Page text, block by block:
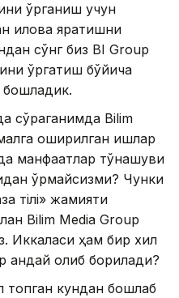
ўрганиш учун
илова яратишни
сўнг биз BI Group
ўргатиш бўйича
бошладик.
сўраганимда Bilim
оширилган ишлар
манфаатлар тўқнашуви
қўрқмайсизми? Чунки
тілі» жамияти
Bilim Media Group
Иккаласи ҳам бир хил
олиб борилади?
топган кундан бошлаб